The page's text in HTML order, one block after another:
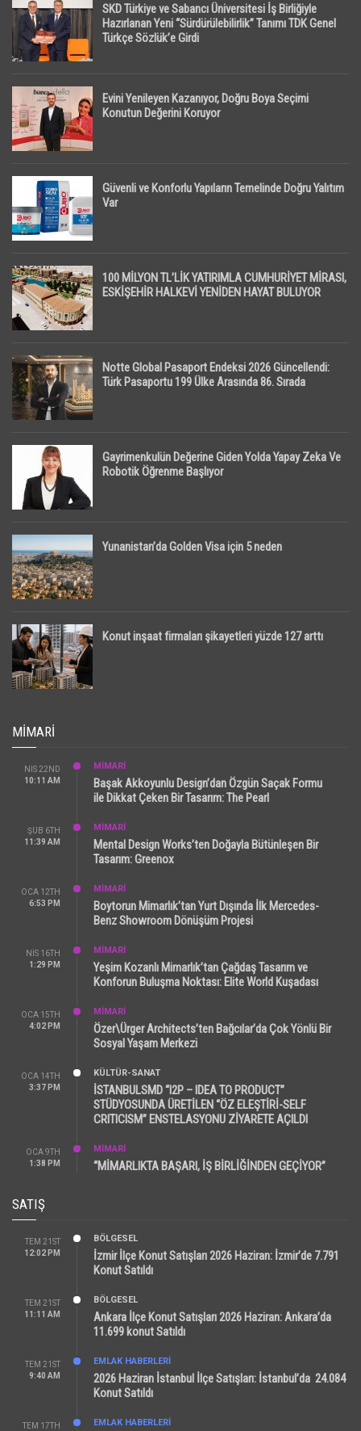
SKD Türkiye ve Sabancı Üniversitesi İş Birliğiyle
Hazırlanan Yeni “Sürdürülebilirlik” Tanımı TDK Genel
Türkçe Sözlük’e Girdi
Evini Yenileyen Kazanıyor, Doğru Boya Seçimi
Konutun Değerini Koruyor
Güvenli ve Konforlu Yapıların Temelinde Doğru Yalıtım
Var
100 MİLYON TL’LİK YATIRIMLA CUMHURİYET MİRASI,
ESKİŞEHİR HALKEVİ YENİDEN HAYAT BULUYOR
Notte Global Pasaport Endeksi 2026 Güncellendi:
Türk Pasaportu 199 Ülke Arasında 86. Sırada
Gayrimenkulün Değerine Giden Yolda Yapay Zeka Ve
Robotik Öğrenme Başlıyor
Yunanistan’da Golden Visa için 5 neden
Konut inşaat firmaları şikayetleri yüzde 127 arttı
MIMARI
NIS 22ND
10:11 AM
MİMARİ
Başak Akkoyunlu Design’dan Özgün Saçak Formu
ile Dikkat Çeken Bir Tasarım: The Pearl
ŞUB 6TH
11:39 AM
MİMARİ
Mental Design Works’ten Doğayla Bütünleşen Bir
Tasarım: Greenox
OCA 12TH
6:53 PM
MİMARİ
Boytorun Mimarlık’tan Yurt Dışında İlk Mercedes-
Benz Showroom Dönüşüm Projesi
NIS 16TH
1:29 PM
MİMARİ
Yeşim Kozanlı Mimarlık’tan Çağdaş Tasarım ve
Konforun Buluşma Noktası: Elite World Kuşadası
OCA 15TH
4:02 PM
MİMARİ
Özer\Ürger Architects’ten Bağcılar’da Çok Yönlü Bir
Sosyal Yaşam Merkezi
OCA 14TH
3:37 PM
KÜLTÜR-SANAT
İSTANBULSMD “I2P – IDEA TO PRODUCT”
STÜDYOSUNDA ÜRETİLEN “ÖZ ELEŞTİRİ-SELF
CRITICISM” ENSTELASYONU ZİYARETE AÇILDI
OCA 9TH
1:38 PM
MİMARİ
“MİMARLIKTA BAŞARI, İŞ BİRLİĞİNDEN GEÇİYOR”
SATIŞ
TEM 21ST
12:02 PM
BÖLGESEL
İzmir İlçe Konut Satışları 2026 Haziran: İzmir’de 7.791
Konut Satıldı
TEM 21ST
11:11 AM
BÖLGESEL
Ankara İlçe Konut Satışları 2026 Haziran: Ankara’da
11.699 konut Satıldı
TEM 21ST
9:40 AM
EMLAK HABERLERI
2026 Haziran İstanbul İlçe Satışları: İstanbul’da 24.084
Konut Satıldı
TEM 17TH EMLAK HABERLERI